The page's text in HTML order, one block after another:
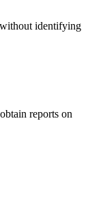
without identifying
reports on